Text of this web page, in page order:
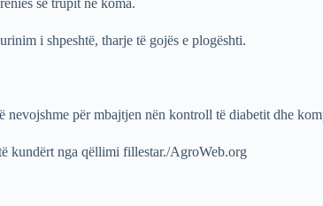
i shpeshtë, tharje të gojës e plogështi.
nevojshme për mbajtjen nën kontroll të diabetit dhe
kundërt nga qëllimi fillestar./AgroWeb.org